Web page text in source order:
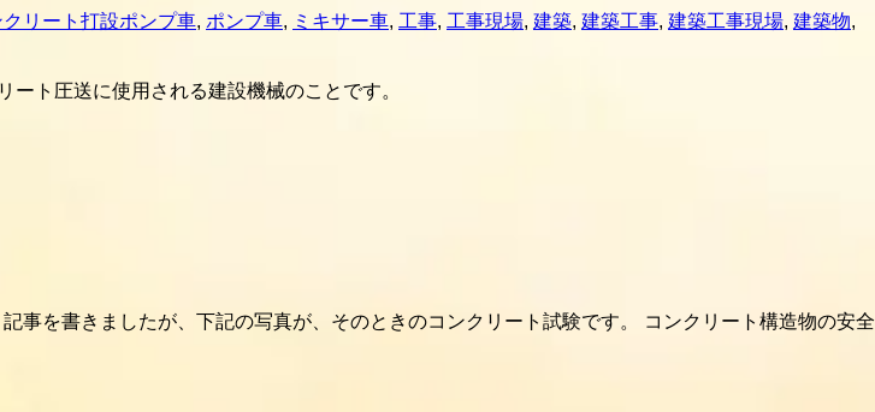
クリート打設ポンプ車, ポンプ車, ミキサー車, 工事, 工事現場, 建築, 建築工事, 建築工事現場, 建築物,
ト圧送に使用される建設機械のことです。
事を書きましたが、下記の写真が、そのときのコンクリート試験です。 コンクリート構造物の安全